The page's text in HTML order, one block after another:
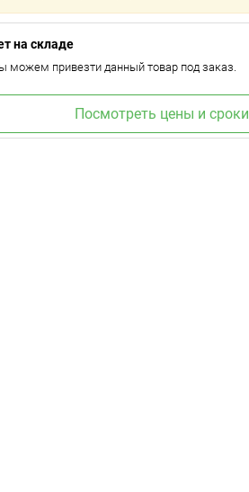
на складе
можем привезти данный товар под заказ.
Посмотреть цены и сроки